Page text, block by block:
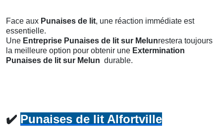
Face aux Punaises de lit, une réaction immédiate est
essentielle.
Une Entreprise Punaises de lit sur Melunrestera toujours
la meilleure option pour obtenir une Extermination
Punaises de lit sur Melun durable.
✔️ Punaises de lit Alfortville